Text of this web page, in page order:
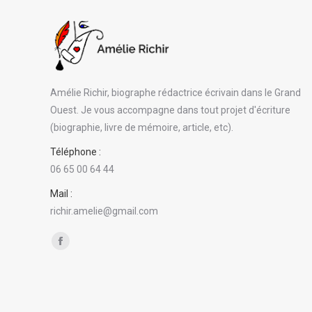
Amélie Richir, biographe rédactrice écrivain dans le Grand
Ouest. Je vous accompagne dans tout projet d'écriture
(biographie, livre de mémoire, article, etc).
Téléphone :
06 65 00 64 44
Mail :
richir.amelie@gmail.com
Trouvez nous sur :
Facebook